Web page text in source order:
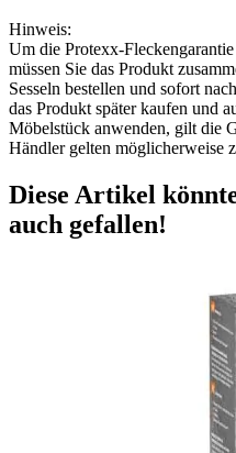
Hinweis:
Um die Protexx-
müssen Sie das Produkt
Sesseln bestellen und sofort
das Produkt später kaufen und
Möbelstück anwenden, gilt die
Händler gelten möglicherweise
Diese Artikel
auch gefallen!